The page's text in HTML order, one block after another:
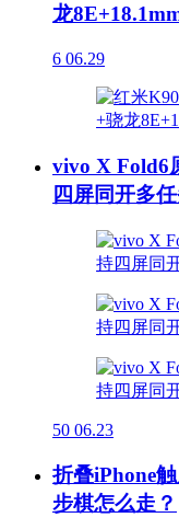
龙
6 06.29
vivo X Fold6
四屏同开多
50 06.23
折叠iPhone
步棋怎么走？